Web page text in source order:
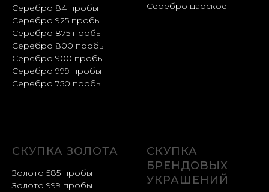
Серебро 84 пробы
Серебро 925 пробы
Серебро 875 пробы
Серебро 800 пробы
Серебро 900 пробы
Серебро 999 пробы
Серебро 750 пробы
Серебро царское
СКУПКА ЗОЛОТА
Золото 585 пробы
Золото 999 пробы
СКУПКА
БРЕНДОВЫХ
УКРАШЕНИЙ